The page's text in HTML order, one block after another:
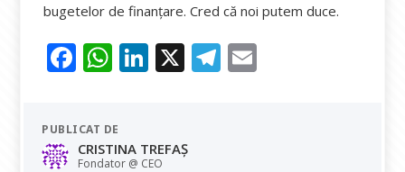
bugetelor de finanțare. Cred că noi putem duce.
F
e
b
W
at
s
Li
e
X T
PUBLICAT DE
CRISTINA TREFAȘ
Fondator @ CEO